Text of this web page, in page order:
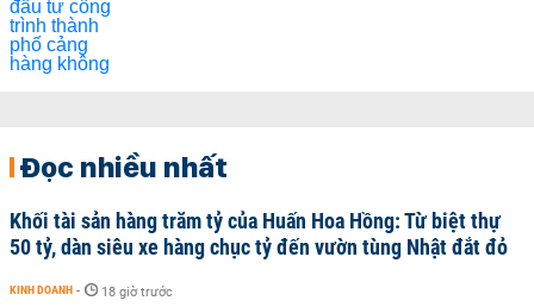
Đọc nhiều nhất
Khối tài sản hàng trăm tỷ của Huấn Hoa Hồng: Từ biệt thự
50 tỷ, dàn siêu xe hàng chục tỷ đến vườn tùng Nhật đắt đỏ
KINH DOANH - 18 giờ trước